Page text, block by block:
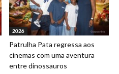
2026
Patrulha Pata regressa aos
cinemas com uma aventura
entre dinossauros